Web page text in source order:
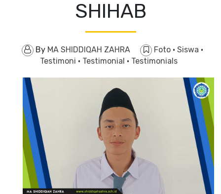
SHIHAB
By MA SHIDDIQAH ZAHRA Foto · Siswa ·
Testimoni · Testimonial · Testimonials